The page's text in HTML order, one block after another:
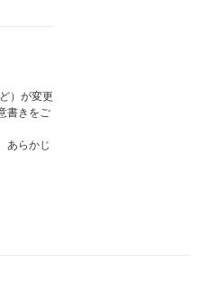
）が変更
書きをご
あらかじ